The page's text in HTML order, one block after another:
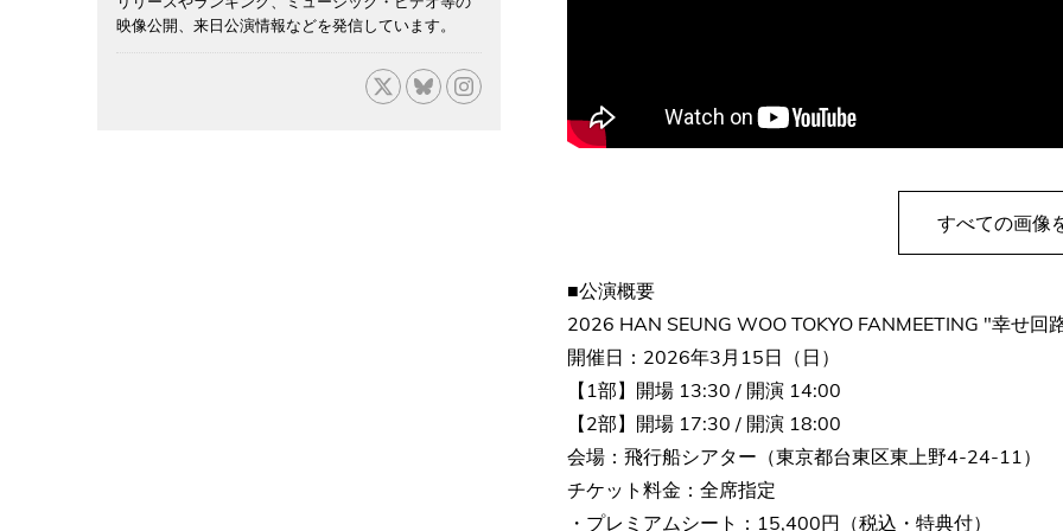
すべての画像
■公演概要
2026 HAN SEUNG WOO TOKYO FANMEETING "幸せ回
開催日：2026年3月15日（日）
【1部】開場 13:30 / 開演 14:00
【2部】開場 17:30 / 開演 18:00
会場：飛行船シアター（東京都台東区東上野4-24-11）
チケット料金：全席指定
・プレミアムシート：15,400円（税込・特典付）
映像公開、来日公演情報などを発信しています。